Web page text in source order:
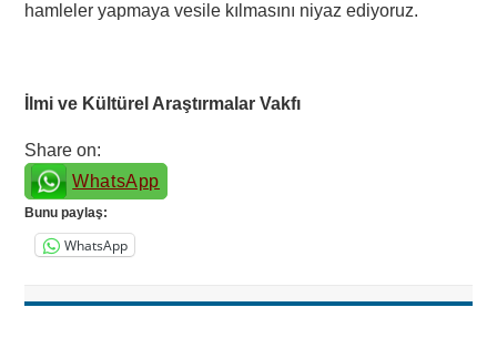
hamleler yapmaya vesile kılmasını niyaz ediyoruz.
İlmi ve Kültürel Araştırmalar Vakfı
Share on:
WhatsApp
Bunu paylaş:
WhatsApp